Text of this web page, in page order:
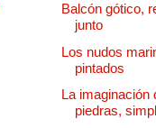
Balcón gótico,
junto
Los nudos
pintados
La imaginación
piedras,